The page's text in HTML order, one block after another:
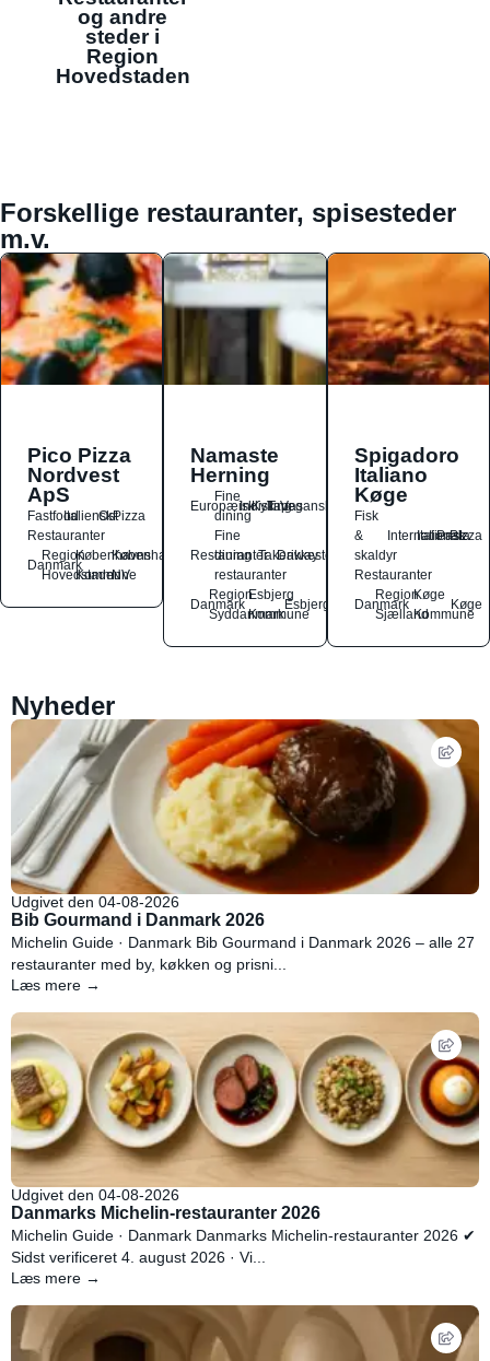
og andre
steder i
Region
Hovedstaden
Forskellige restauranter, spisesteder
m.v.
Pico Pizza
Nordvest
ApS
FastfoodItaliensk
OstPizza
Restauranter
Danmark
Region
Hovedstaden
Københavns
Kommune
København
NV
Namaste
Herning
Europæisk
Fine
dining
Indisk
Kylling
Tapas
Vegansk
Restauranter
Fine
dining
restauranter
Takeaway
Drikkesteder
Danmark
Region
Syddanmark
Esbjerg
Kommune
Esbjerg
Spigadoro
Italiano
Køge
Fisk
&
skaldyr
International
Italiensk
Pasta
Pizza
Restauranter
Danmark
Region
Sjælland
Køge
Kommune
Køge
Nyheder
Udgivet den 04-08-2026
Bib Gourmand i Danmark 2026
Michelin Guide · Danmark Bib Gourmand i Danmark 2026 – alle 27
restauranter med by, køkken og prisni...
Læs mere →
Udgivet den 04-08-2026
Danmarks Michelin-restauranter 2026
Michelin Guide · Danmark Danmarks Michelin-restauranter 2026 ✔
Sidst verificeret 4. august 2026 · Vi...
Læs mere →